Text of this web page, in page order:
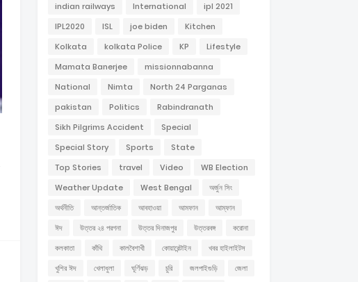
indian railways
International
ipl 2021
IPL2020
ISL joe biden
Kitchen
Kolkata
kolkata Police KP
Lifestyle
Mamata Banerjee
missionnabanna
National
Nimta
North 24 Parganas
pakistan
Politics
Rabindranath
Sikh Pilgrims Accident
Special
Special Story
Sports
State
Top Stories
travel Video
WB Election
Weather Update
West Bengal
অর্জুন সিং
অর্থনীতি
আন্তর্জাতিক আবহাওয়া আমফান
আম্ফান
ঈদ
উত্তর ২৪ পরগনা উত্তর দিনাজপুর উত্তরবঙ্গ
করোনা
কলকাতা
কাঁথি কালবৈশাখী কোয়ারেন্টাইন
খবর হাইলাইটস
খুশির ঈদ
খেলাধুলা ঘূর্ণিঝড় চুরি জলপাইগুড়ি
জেলা